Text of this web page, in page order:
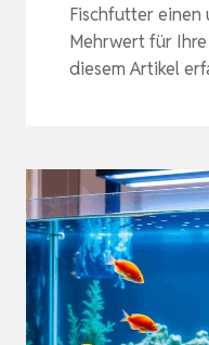
Fischfutter einen
Mehrwert für
diesem Artikel